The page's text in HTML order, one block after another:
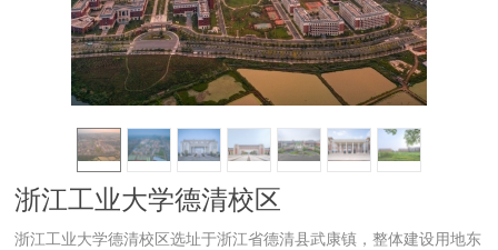
浙江工业大学德清校区
浙江工业大学德清校区选址于浙江省德清县武康镇，整体建设用地东